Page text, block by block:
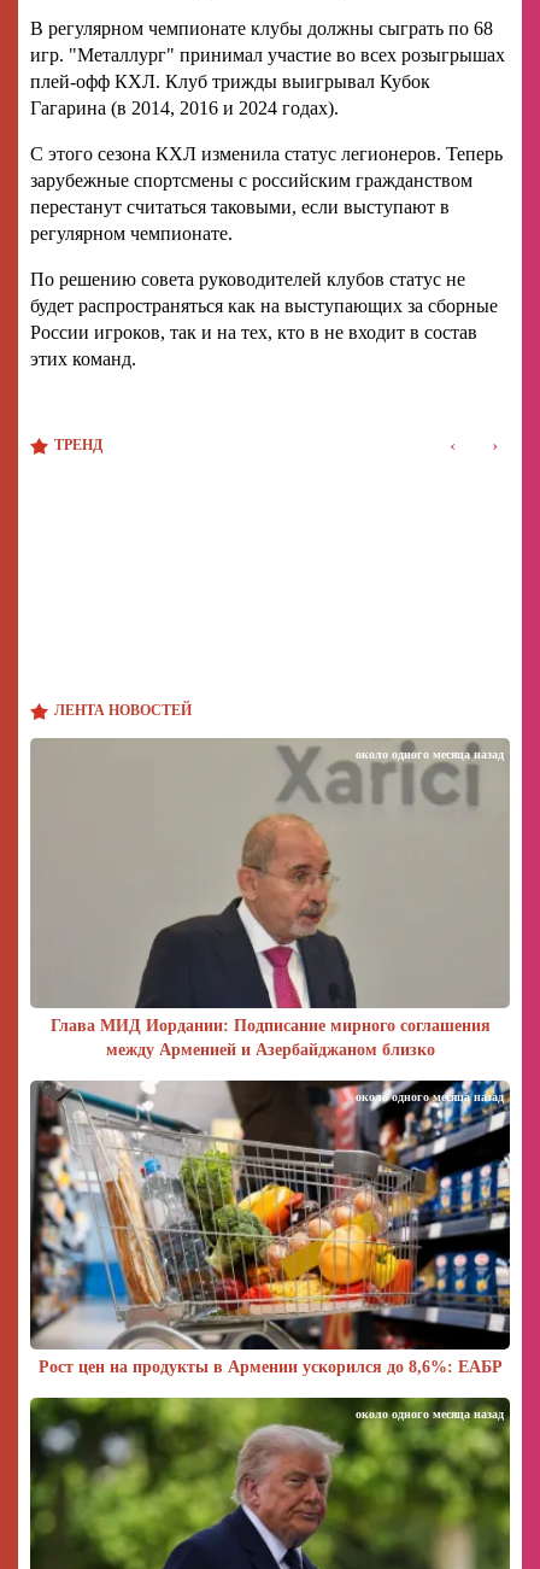
ЛЕНТА НОВОСТЕЙ
Глава МИД Иордании: Подписание мирного соглашения
между Арменией и Азербайджаном близко
около одного месяца назад
Рост цен на продукты в Армении ускорился до 8,6%: ЕАБР
около одного месяца назад
около одного месяца назад
В регулярном чемпионате клубы должны сыграть по 68
игр. "Металлург" принимал участие во всех розыгрышах
плей-офф КХЛ. Клуб трижды выигрывал Кубок
Гагарина (в 2014, 2016 и 2024 годах).
С этого сезона КХЛ изменила статус легионеров. Теперь
зарубежные спортсмены с российским гражданством
перестанут считаться таковыми, если выступают в
регулярном чемпионате.
По решению совета руководителей клубов статус не
будет распространяться как на выступающих за сборные
России игроков, так и на тех, кто в не входит в состав
этих команд.
ТРЕНД ‹ ›